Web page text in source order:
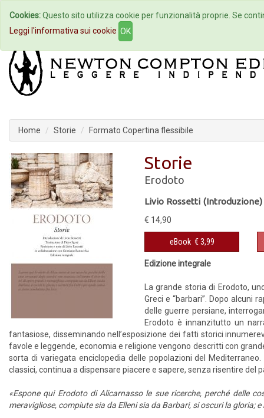
Home Autori Eventi
Home Storie Formato Copertina flessibile
Storie
Erodoto
Livio Rossetti (Introduzione)
€ 14,90
eBook € 3,99
Edizione integrale
La grande storia di Erodoto,
Greci e “barbari”. Dopo alcuni
delle guerre persiane,
Erodoto è innanzitutto un
fantasiose, disseminando nell’esposizione dei fatti storici
favole e leggende, economia e religione vengono descritti con
sorta di variegata enciclopedia delle popolazioni del
classici, continua a dispensare piacere e sapere, senza risentire del
«Espone qui Erodoto di Alicarnasso le sue ricerche, perché delle
meravigliose, compiute sia da Elleni sia da Barbari, si oscuri la
Cookies:Questo sito utilizza cookie per funzionalità proprie. Se
Leggi l'informativa sui cookie OK